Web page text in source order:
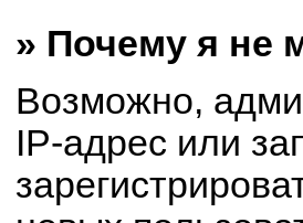
» Почему я не
Возможно,
IP-адрес или